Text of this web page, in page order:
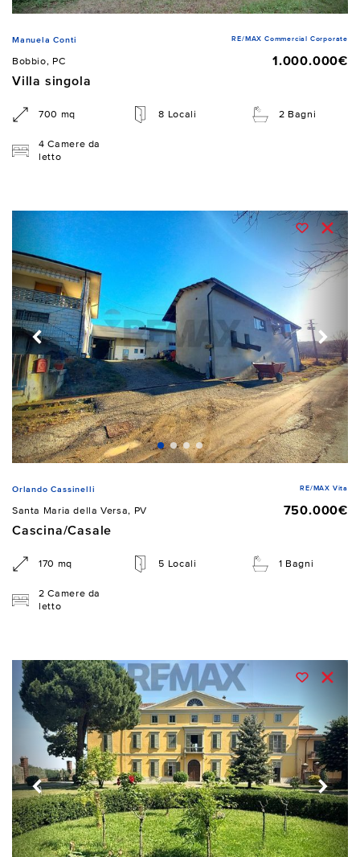
Manuela Conti RE/MAX Commercial Corporate
Bobbio, PC
1.000.000€
Villa singola
700 mq 8 Locali 2 Bagni
4 Camere da
letto
Orlando Cassinelli RE/MAX Vita
Santa Maria della Versa, PV
750.000€
Cascina/Casale
170 mq 5 Locali 1 Bagni
2 Camere da
letto